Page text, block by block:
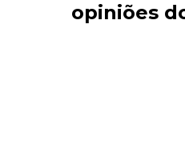
opiniões